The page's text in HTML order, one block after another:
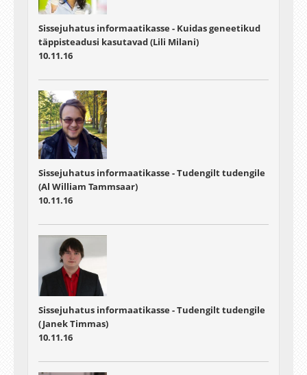
Sissejuhatus informaatikasse - Kuidas geneetikud
täppisteadusi kasutavad (Lili Milani)
10.11.16
Sissejuhatus informaatikasse - Tudengilt tudengile
(Al William Tammsaar)
10.11.16
Sissejuhatus informaatikasse - Tudengilt tudengile
(Janek Timmas)
10.11.16